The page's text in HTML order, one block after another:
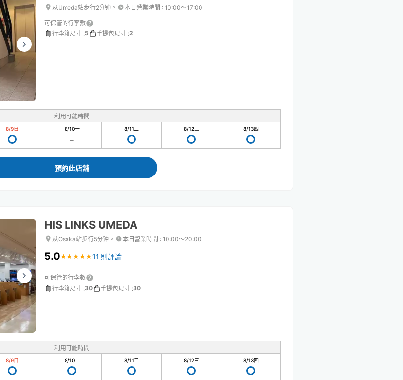
从Umeda站步行2分钟。 本日營業時間 : 10:00〜17:00
可保管的行李數
行李箱尺寸 :5 手提包尺寸 :2
利用可能時間
8/9日 8/10一 8/11二 8/12三 8/13四
預約此店舖
HIS LINKS UMEDA
从Ōsaka站步行5分钟。 本日營業時間 : 10:00〜20:00
5.0★ ★ ★ ★ ★
★ ★ ★ ★ ★11 則評論
可保管的行李數
行李箱尺寸 :30 手提包尺寸 :30
利用可能時間
8/9日 8/10一 8/11二 8/12三 8/13四